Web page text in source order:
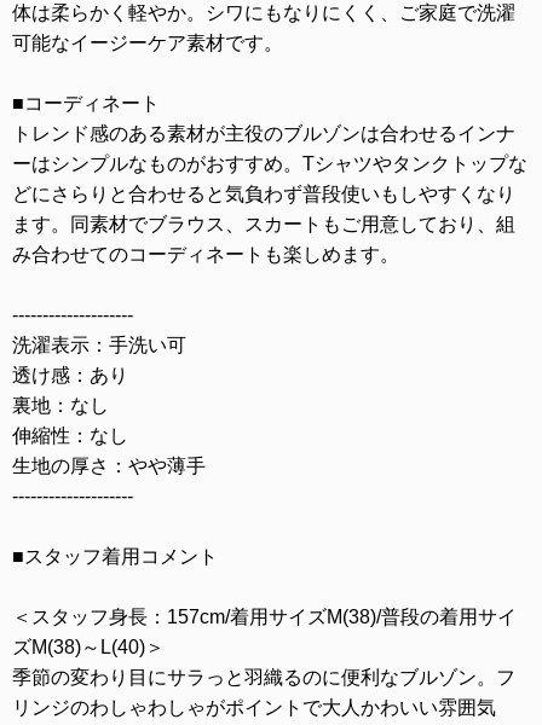
体は柔らかく軽やか。シワにもなりにくく、ご家庭で洗濯
可能なイージーケア素材です。
■コーディネート
トレンド感のある素材が主役のブルゾンは合わせるインナ
ーはシンプルなものがおすすめ。Tシャツやタンクトップな
どにさらりと合わせると気負わず普段使いもしやすくなり
ます。同素材でブラウス、スカートもご用意しており、組
み合わせてのコーディネートも楽しめます。
--------------------
洗濯表示：手洗い可
透け感：あり
裏地：なし
伸縮性：なし
生地の厚さ：やや薄手
--------------------
■スタッフ着用コメント
＜スタッフ身長：157cm/着用サイズM(38)/普段の着用サイ
ズM(38)～L(40)＞
季節の変わり目にサラっと羽織るのに便利なブルゾン。フ
リンジのわしゃわしゃがポイントで大人かわいい雰囲気